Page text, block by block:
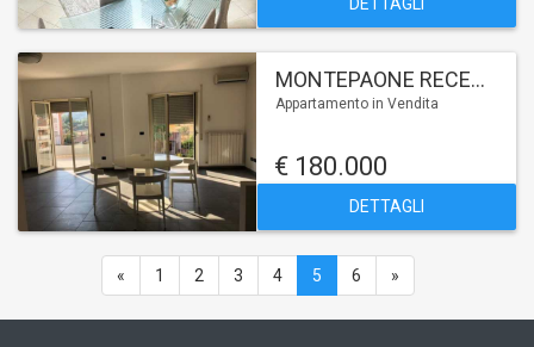
MONTEPAONE RECENTE COSTRUZIONE
Appartamento in Vendita
€ 180.000
DETTAGLI
« 1 2 3 4 5 6 »